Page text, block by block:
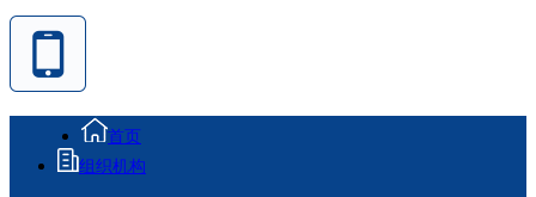
首页
组织机构